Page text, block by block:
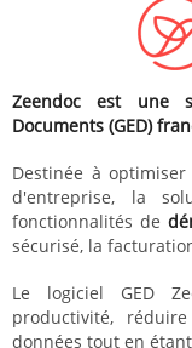
Zeendoc est une
Documents (GED)
Destinée à
d'entreprise, la
fonctionnalités de
sécurisé, la
Le logiciel GED
productivité,
données tout en